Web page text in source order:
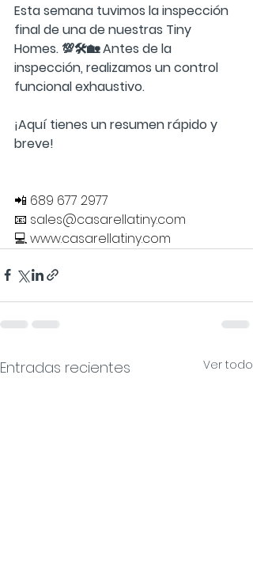
Esta semana tuvimos la inspección
final de una de nuestras Tiny
Homes. 💯🛠️🏡 Antes de la
inspección, realizamos un control
funcional exhaustivo.
¡Aquí tienes un resumen rápido y
breve!
📲 689 677 2977
📧 sales@casarellatiny.com
💻 www.casarellatiny.com
Entradas recientes Ver todo